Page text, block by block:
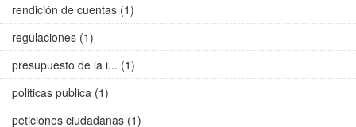
rendición de cuentas (1)
regulaciones (1)
presupuesto de la i... (1)
politicas publica (1)
peticiones ciudadanas (1)